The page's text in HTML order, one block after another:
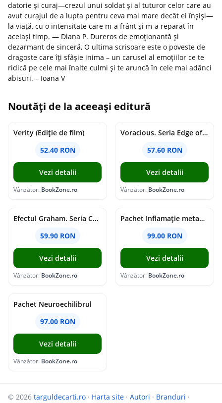
datorie și curaj—crezul unui soldat și al tuturor celor care au
avut curajul de a lupta pentru ceva mai mare decât ei înșiși—
la viață, cu o intensitate care m-a frânt și m-a reparat în
același timp. — Diana P. Dureros de emoționantă și
dezarmant de sinceră, O ultima scrisoare este o poveste de
dragoste care îți sfâșie inima – un carusel al emoțiilor ce te
ridică pe cele mai înalte culmi și te aruncă în cele mai adânci
abisuri. – Ioana V
Noutăți de la aceeași editură
Verity (Ediție de film)
52.40 RON
Vezi detalii
Vânzător: BookZone.ro
Voracious. Seria Edge of Darkness Vol.2
57.60 RON
Vezi detalii
Vânzător: BookZone.ro
Efectul Graham. Seria Campus Diaries Vol.1
59.90 RON
Vezi detalii
Vânzător: BookZone.ro
Pachet Inflamație metabolism și creier
99.00 RON
Vezi detalii
Vânzător: BookZone.ro
Pachet Neuroechilibrul
97.00 RON
Vezi detalii
Vânzător: BookZone.ro
© 2026 targuldecarti.ro · Harta site · Autori · Branduri ·